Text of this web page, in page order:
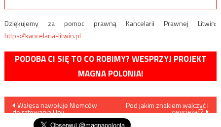
Dziękujemy za pomoc prawną Kancelarii Prawnej Litwin:
https://kancelaria-litwin.pl
PODOBA CI SIĘ TO CO ROBIMY? WESPRZYJ PROJEKT
MAGNA POLONIA!
Nawigacja
Wałęsa nawołuje Niemców
do ratowania Unii
Pod jakim znakiem walczyć i
zwyciężać?